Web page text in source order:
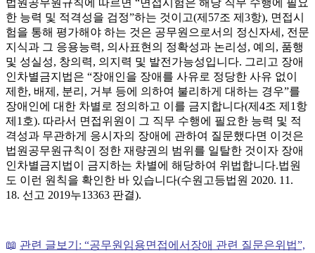
법원공무원규칙에 따르면 “면접시험은 해당 직무 수행에 필요
한 능력 및 적격성을 검정”하는 것이고(제57조 제3항), 면접시
험을 통해 평가해야 하는 것은 공무원으로서의 정신자세, 전문
지식과 그 응용능력, 의사표현의 정확성과 논리성, 예의, 품행
및 성실성, 창의력, 의지력 및 발전가능성입니다. 그리고 장애
인차별금지법은 “장애인을 장애를 사유로 정당한 사유 없이
제한, 배제, 분리, 거부 등에 의하여 불리하게 대하는 경우”를
장애인에 대한 차별로 정의하고 이를 금지합니다(제4조 제1항
제1호). 따라서 면접위원이 그 직무 수행에 필요한 능력 및 적
격성과 무관하게 응시자의 장애에 관하여 질문했다면 이것은
법원공무원규칙이 정한 재량권의 범위를 일탈한 것이자 장애
인차별금지법이 금지하는 차별에 해당하여 위법합니다.법원
도 이런 원칙을 확인한 바 있습니다(수원고등법원 2020. 11.
18. 선고 2019누13363 판결).
📖 관련 글보기: “공무원임용면접에서장애 관련 질문은위법”,